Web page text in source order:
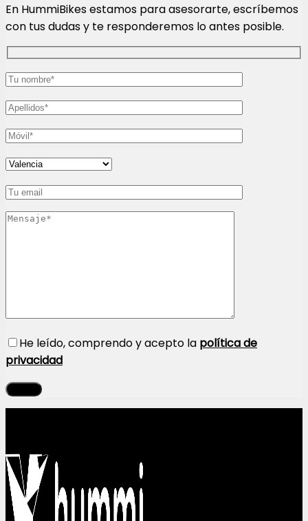
En HummiBikes estamos para asesorarte, escríbemos
con tus dudas y te responderemos lo antes posible.
He leído, comprendo y acepto la política de
privacidad